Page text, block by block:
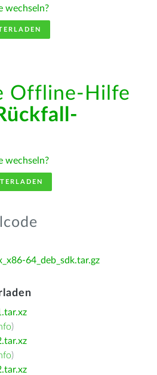
wechseln?
Offline-Hilfe
wechseln?
64_deb_sdk.tar.gz
)
)